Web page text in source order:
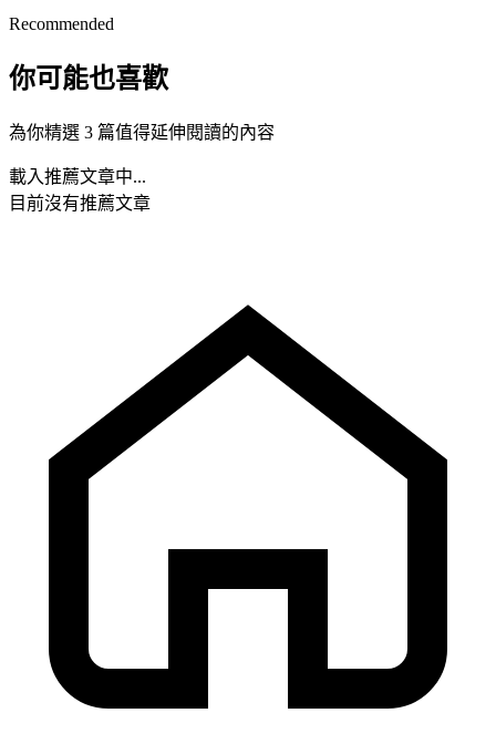
Recommended
你可能也喜歡
為你精選 3 篇值得延伸閱讀的內容
載入推薦文章中...
目前沒有推薦文章